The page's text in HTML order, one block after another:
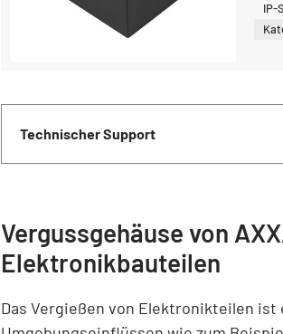
IP-
Technischer Support
Vergussgehäuse von
Elektronikbauteilen
Das Vergießen von Elektronikteilen